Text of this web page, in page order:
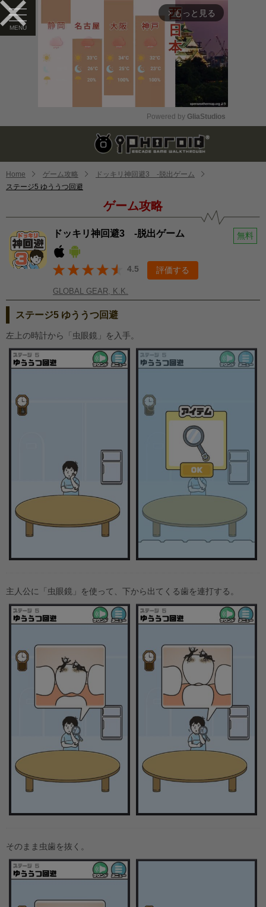
arrow_forward_ios もっと見る
Mute
Powered by GliaStudios
Home ゲーム攻略
ドッキリ神回避3 -脱出ゲーム
ステージ5 ゆううつ回避
ゲーム攻略
ドッキリ神回避3 -脱出ゲーム 無料
4.5 評価する
GLOBAL GEAR, K.K.
ステージ5 ゆううつ回避
左上の時計から「虫眼鏡」を入手。
主人公に「虫眼鏡」を使って、下から出てくる歯を連打する。
そのまま虫歯を抜く。